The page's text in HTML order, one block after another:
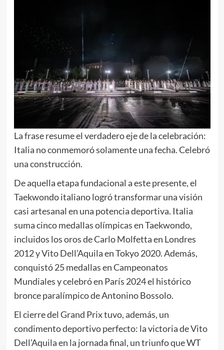
La frase resume el verdadero eje de la celebración:
Italia no conmemoró solamente una fecha. Celebró
una construcción.
De aquella etapa fundacional a este presente, el
Taekwondo italiano logró transformar una visión
casi artesanal en una potencia deportiva. Italia
suma cinco medallas olímpicas en Taekwondo,
incluidos los oros de Carlo Molfetta en Londres
2012 y Vito Dell’Aquila en Tokyo 2020. Además,
conquistó 25 medallas en Campeonatos
Mundiales y celebró en París 2024 el histórico
bronce paralímpico de Antonino Bossolo.
El cierre del Grand Prix tuvo, además, un
condimento deportivo perfecto: la victoria de Vito
Dell’Aquila en la jornada final, un triunfo que WT